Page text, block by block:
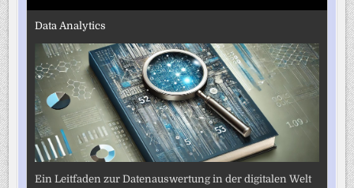
Data Analytics
Ein Leitfaden zur Datenauswertung in der digitalen Welt